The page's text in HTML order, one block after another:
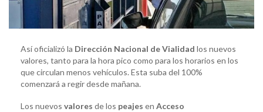
Así oficializó la Dirección Nacional de Vialidad los nuevos
valores, tanto para la hora pico como para los horarios en los
que circulan menos vehículos. Esta suba del 100%
comenzará a regir desde mañana.
Los nuevos valores de los peajes en Acceso